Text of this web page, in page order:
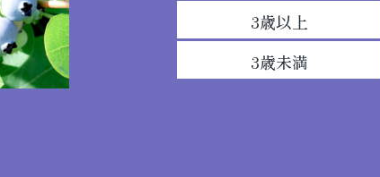
3歳以上
3歳未満